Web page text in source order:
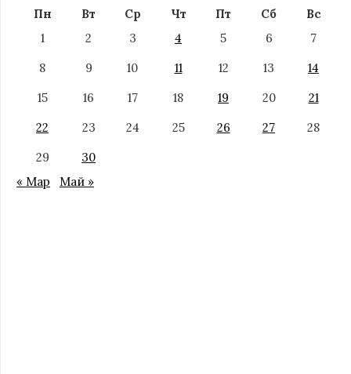
Пн Вт Ср Чт Пт Сб
Вс
1
2 3 4 5 6
7
8
9 10 11 12 13
14
15
16 17 18 19 20
21
22
23 24 25 26 27
28
29
30
« Мар
Май »